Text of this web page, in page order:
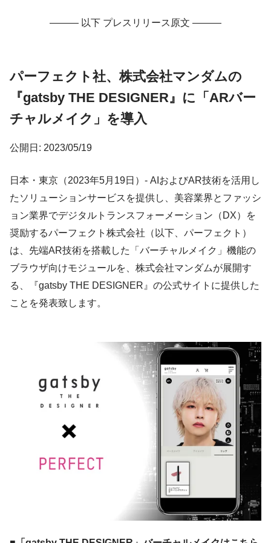
——— 以下 プレスリリース原文 ———
パーフェクト社、株式会社マンダムの
『gatsby THE DESIGNER』に「ARバー
チャルメイク」を導入
公開日: 2023/05/19
日本・東京（2023年5月19日）- AIおよびAR技術を活用し
たソリューションサービスを提供し、美容業界とファッシ
ョン業界でデジタルトランスフォーメーション（DX）を
奨励するパーフェクト株式会社（以下、パーフェクト）
は、先端AR技術を搭載した「バーチャルメイク」機能の
ブラウザ向けモジュールを、株式会社マンダムが展開す
る、『gatsby THE DESIGNER』の公式サイトに提供した
ことを発表致します。